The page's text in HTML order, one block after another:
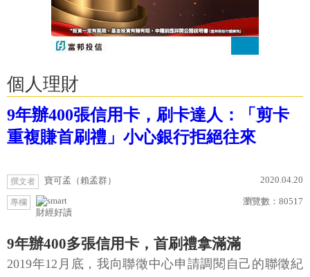
個人理財
9年辦400張信用卡，刷卡達人：「剪卡
重複賺首刷禮」小心銀行拒絕往來
撰文者 寶可孟（賴孟群） 2020.04.20
專欄
財經好讀
瀏覽數： 80517
9年辦400多張信用卡，首刷禮拿滿滿
2019年12月底，我向聯徵中心申請調閱自己的聯徵紀